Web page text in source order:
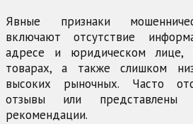
Явные признаки
включают отсутствие
адресе и юридическом лице,
товарах, а также слишком
высоких рыночных. Часто
отзывы или представлены
рекомендации.